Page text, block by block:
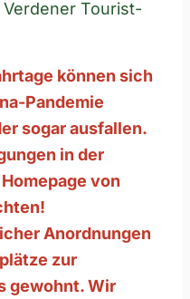
Tourist-
können sich
Pandemie
sogar ausfallen.
in der
von
Anordnungen
zur
gewohnt. Wir